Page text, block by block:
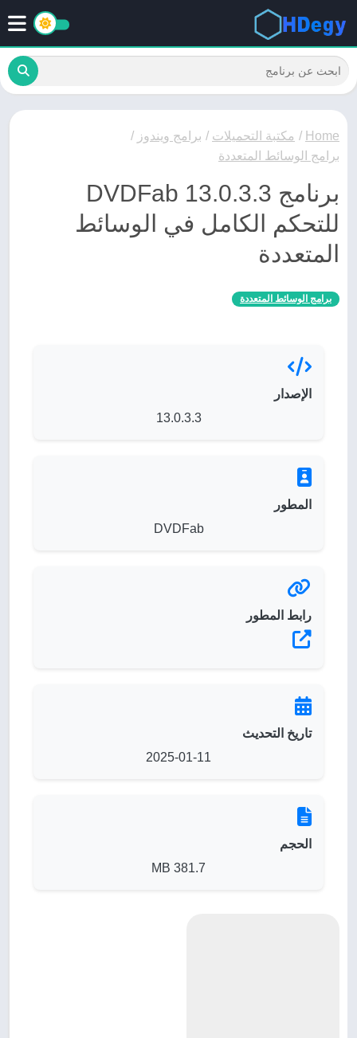
Home
/ مكتبة التحميلات / برامج ويندوز /
برامج الوسائط المتعددة
برنامج DVDFab 13.0.3.3
للتحكم الكامل في الوسائط
المتعددة
برامج الوسائط المتعددة
الإصدار
13.0.3.3
المطور
DVDFab
رابط المطور
تاريخ التحديث
2025-01-11
الحجم
381.7 MB